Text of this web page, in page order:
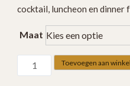
cocktail, luncheon en dinner
Maat
Manor
Road
Toevoegen aan